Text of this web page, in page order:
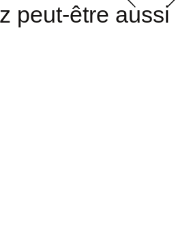
peut-être aussi